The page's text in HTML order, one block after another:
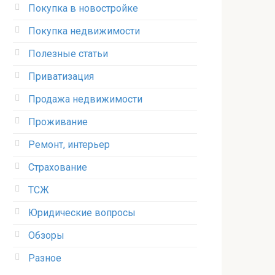
Покупка в новостройке
Покупка недвижимости
Полезные статьи
Приватизация
Продажа недвижимости
Проживание
Ремонт, интерьер
Страхование
ТСЖ
Юридические вопросы
Обзоры
Разное